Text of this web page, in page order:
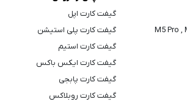
گیفت کارت اپل
گیفت کارت پلی استیشن
گیفت کارت استیم
گیفت کارت ایکس باکس
گیفت کارت پابجی
گیفت کارت روبلاکس